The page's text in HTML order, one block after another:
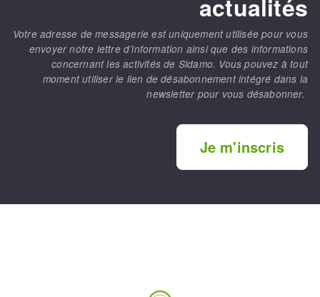
actualités
Votre adresse de messagerie est uniquement utilisée pour vous
envoyer notre lettre d’information ainsi que des informations
concernant les activités de Sidamo. Vous pouvez à tout
moment utiliser le lien de désabonnement intégré dans la
newsletter pour vous désabonner.
Je m'inscris